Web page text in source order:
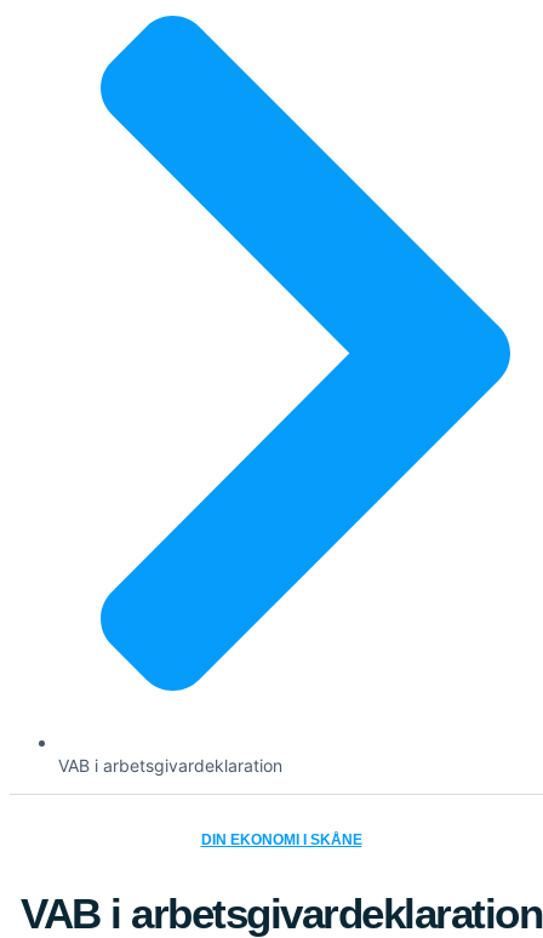
VAB i arbetsgivardeklaration
DIN EKONOMI I SKÅNE
VAB i arbetsgivardeklaration